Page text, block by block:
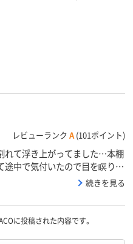
レビューランク A (101ポイント)
れて浮き上がってました…本棚
途中で気付いたので目を瞑りま
続きを見る
に投稿された内容です。